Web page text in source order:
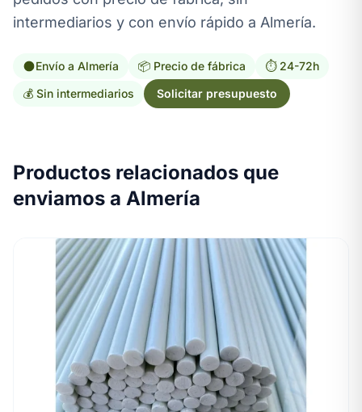
intermediarios y con envío rápido a Almería.
Envío a Almería 📦 Precio de fábrica
⏱️ 24-72h
💰 Sin intermediarios
Solicitar presupuesto
Productos relacionados que
enviamos a Almería